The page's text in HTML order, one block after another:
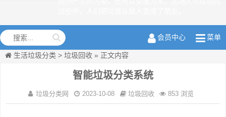
菜单
会员中心
生活垃圾分类 > 垃圾回收 » 正文内容
智能垃圾分类系统
垃圾分类网 2023-10-08 垃圾回收 853 浏览